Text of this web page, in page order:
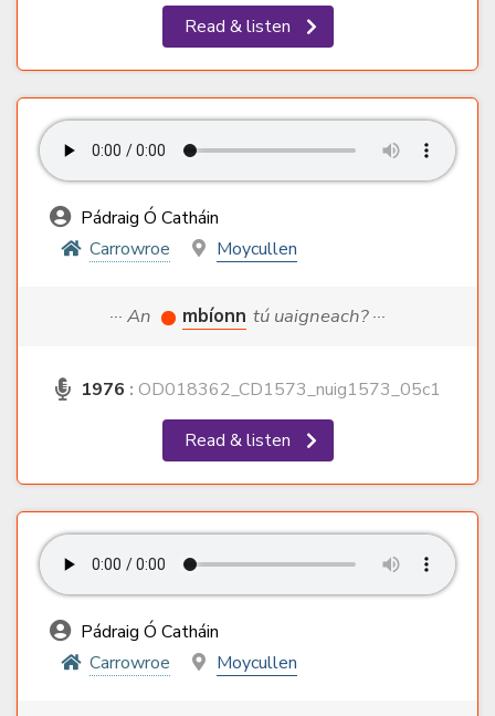
Read & listen
Pádraig Ó Catháin
Carrowroe
Moycullen
··· An mbíonn tú uaigneach? ···
1976 : OD018362_CD1573_nuig1573_05c1
Read & listen
Pádraig Ó Catháin
Carrowroe
Moycullen